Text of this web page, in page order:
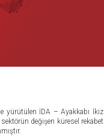
yürütülen İDA – Ayakkabı İkiz
değişen küresel rekabet